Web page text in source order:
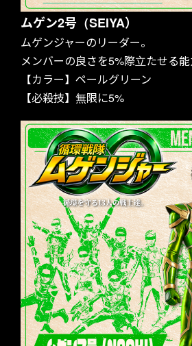
ムゲン2号（SEIYA）
ムゲンジャーのリーダー。
メンバーの良さを5%際立たせる能
【カラー】ペールグリーン
【必殺技】無限に5%